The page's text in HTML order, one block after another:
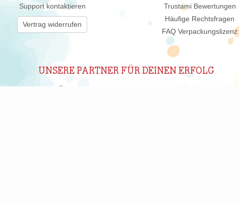
Support kontaktieren
Vertrag widerrufen
Trustami Bewertungen
Häufige Rechtsfragen
FAQ Verpackungslizenz
UNSERE PARTNER FÜR DEINEN ERFOLG